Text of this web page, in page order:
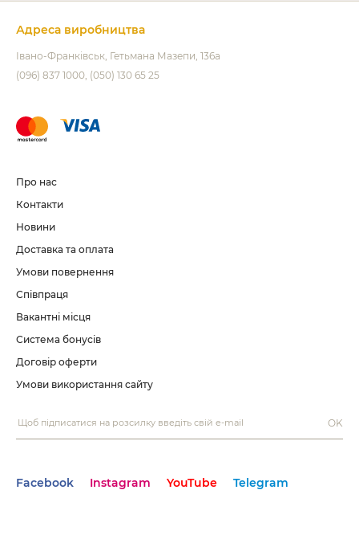
Адреса виробництва
Івано-Франківськ Гетьмана Мазепи, 136а
(096) 837 1000 (050) 130 65 25
Про нас
Контакти
Новини
Доставка та оплата
Умови повернення
Співпраця
Вакантні місця
Система бонусів
Договір оферти
Умови використання сайту
OK
Facebook Instagram YouTube Telegram